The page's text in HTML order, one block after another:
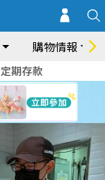
購物情報
定期存款